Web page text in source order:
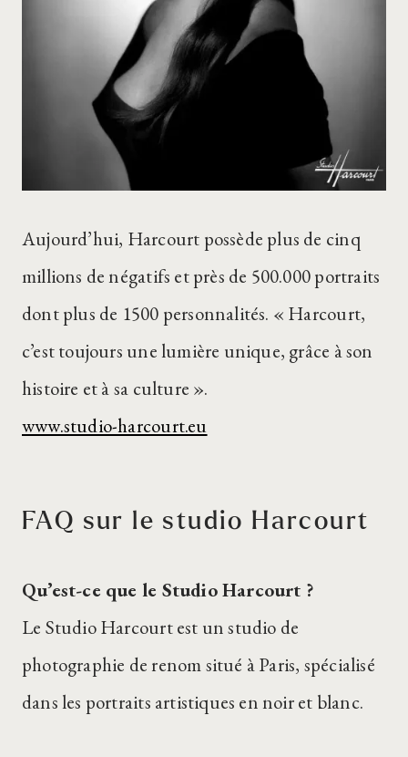
Aujourd’hui, Harcourt possède plus de cinq
millions de négatifs et près de 500.000 portraits
dont plus de 1500 personnalités. « Harcourt,
c’est toujours une lumière unique, grâce à son
histoire et à sa culture ».
www.studio-harcourt.eu
FAQ sur le studio Harcourt
Qu’est-ce que le Studio Harcourt ?
Le Studio Harcourt est un studio de
photographie de renom situé à Paris, spécialisé
dans les portraits artistiques en noir et blanc.